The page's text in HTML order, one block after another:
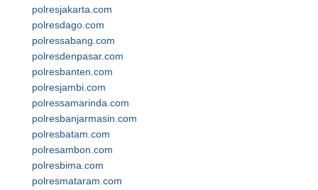
polresjakarta.com
polresdago.com
polressabang.com
polresdenpasar.com
polresbanten.com
polresjambi.com
polressamarinda.com
polresbanjarmasin.com
polresbatam.com
polresambon.com
polresbima.com
polresmataram.com